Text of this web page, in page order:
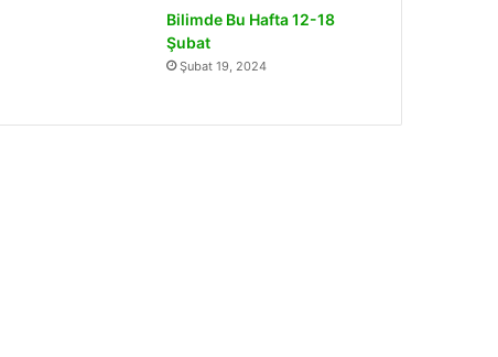
Bilimde Bu Hafta 12-18
Şubat
Şubat 19, 2024